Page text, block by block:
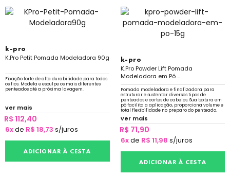
k-pro
K.Pro Petit Pomada Modeladora 90g
Fixação forte de alta durabilidade para todos
os fios. Modela e esculpe os mais diferentes
penteados até a próxima lavagem.
ver mais
R$ 112,40
6xde R$ 18,73 s/juros
ADICIONAR À CESTA
k-pro
K.Pro Powder Lift Pomada
Modeladora em Pó ...
Pomada modeladora e finalizadora para
estruturar e sustentar diversos tipos de
penteados e cortes de cabelos. Sua textura em
pó facilita a aplicação, proporciona volume e
total flexibilidade no preparo do penteado.
Pode ser aplicado na barba.
ver mais
R$ 71,90
6xde R$ 11,98 s/juros
ADICIONAR À CESTA